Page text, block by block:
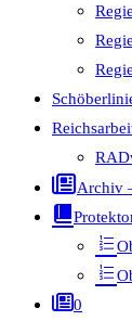
Archiv
0